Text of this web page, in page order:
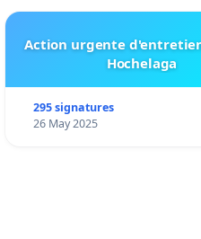
Action urgente
Hochelaga
295 signatures
26 May 2025